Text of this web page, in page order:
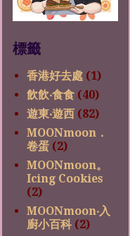
標籤
香港好去處 (1)
飲飲‧食食 (40)
遊東‧遊西 (82)
MOONmoon．
卷蛋 (2)
MOONmoon。
Icing Cookies
(2)
MOONmoon‧入
廚小百科 (2)